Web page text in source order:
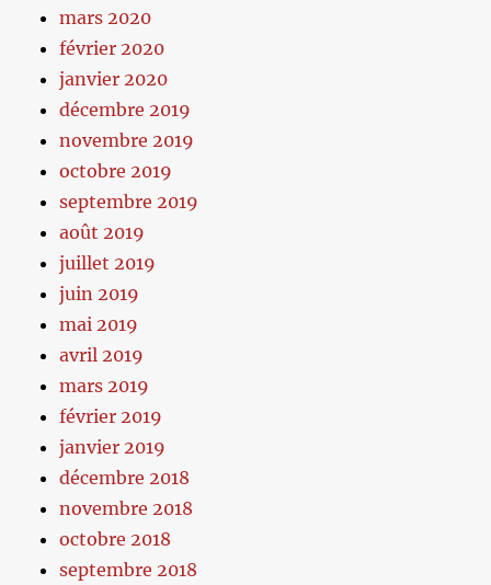
mars 2020
février 2020
janvier 2020
décembre 2019
novembre 2019
octobre 2019
septembre 2019
août 2019
juillet 2019
juin 2019
mai 2019
avril 2019
mars 2019
février 2019
janvier 2019
décembre 2018
novembre 2018
octobre 2018
septembre 2018